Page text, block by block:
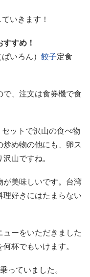
いきます！
すめ！
いろん） 餃子定食
、注文は食券機で食
ットで沢山の食べ物
め物の他にも、卵ス
山ですね。
が美味しいです。台湾
好きにはたまらない
ーをいただきました
杯でもいけます。
っていました。